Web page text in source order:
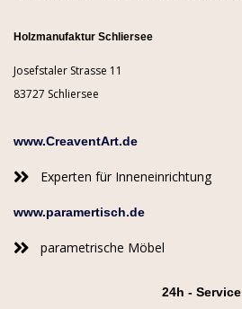
Holzmanufaktur Schliersee
Josefstaler Strasse 11
83727 Schliersee
www.CreaventArt.de
Experten für Inneneinrichtung
www.paramertisch.de
parametrische Möbel
24h - Service